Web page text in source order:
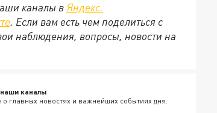
каналы вЯндекс.
. Если вам есть чем поделиться с
наблюдения, вопросы, новости на
каналы
о главных новостях и важнейших событиях дня.